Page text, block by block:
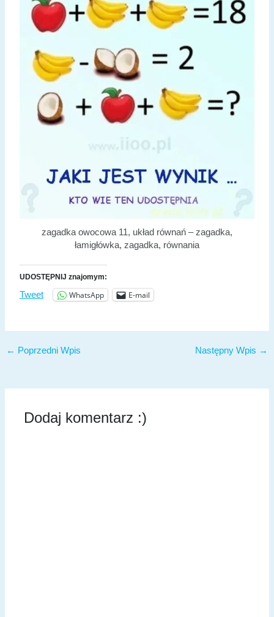
zagadka owocowa 11, układ równań – zagadka,
łamigłówka, zagadka, równania
UDOSTĘPNIJ znajomym:
Tweet WhatsApp E-mail
← Poprzedni Wpis Następny Wpis →
Dodaj komentarz :)